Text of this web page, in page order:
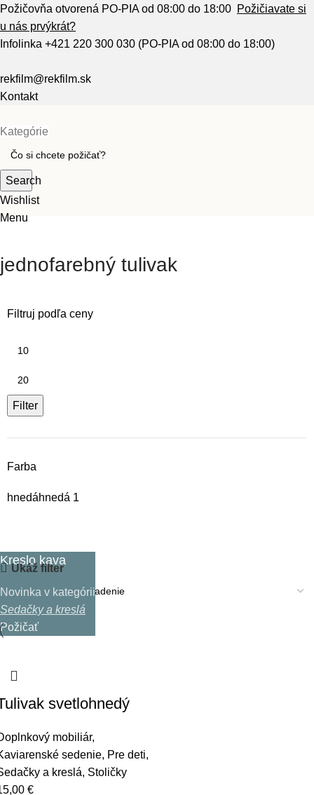
Požičovňa otvorená PO-PIA od 08:00 do 18:00 Požičiavate si
u nás prvýkrát?
Infolinka +421 220 300 030 (PO-PIA od 08:00 do 18:00)
rekfilm@rekfilm.sk
Kontakt
Kategórie
Search
Wishlist
Menu
jednofarebný tulivak
Filtruj podľa ceny
Filter
Farba
hnedáhnedá 1
Kreslo kava
Novinka v kategórii
Sedačky a kreslá
Požičať
Ukáž filter
svetlohnedý
mobiliár,
sedenie, Pre deti,
a kreslá, Stoličky
€